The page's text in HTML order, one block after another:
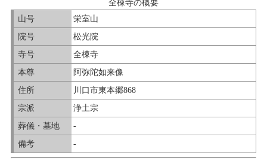
全棟寺の概要
山号
栄室山
院号
松光院
寺号
全棟寺
本尊
阿弥陀如来像
住所
川口市東本郷868
宗派
浄土宗
葬儀・墓地
-
備考
-